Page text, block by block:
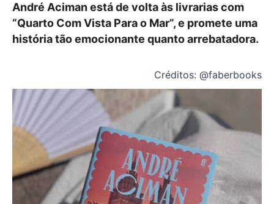
André Aciman está de volta às livrarias com
“Quarto Com Vista Para o Mar”, e promete uma
história tão emocionante quanto arrebatadora.
Créditos: @faberbooks